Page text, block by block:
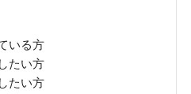
いる方
たい方
たい方